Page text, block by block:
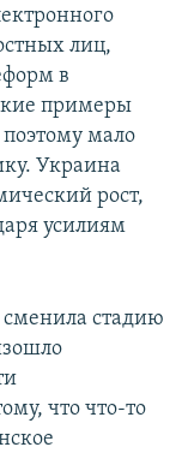
лиц,
в
примеры
мало
Украина
рост,
усилиям
сменила стадию
что что-то